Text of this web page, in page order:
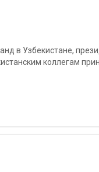
в Узбекистане,
коллегам